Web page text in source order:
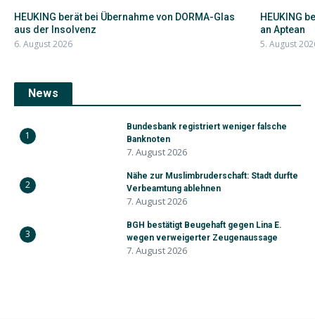
HEUKING berät bei Übernahme von DORMA-Glas
aus der Insolvenz
6. August 2026
HEUKING
an Aptean
5. August
News
1
Bundesbank registriert weniger falsche
Banknoten
7. August 2026
2
Nähe zur Muslimbruderschaft: Stadt durfte
Verbeamtung ablehnen
7. August 2026
3
BGH bestätigt Beugehaft gegen Lina E.
wegen verweigerter Zeugenaussage
7. August 2026